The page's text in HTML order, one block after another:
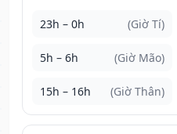
23h – 0h (Giờ Tí)
5h – 6h (Giờ Mão)
15h – 16h (Giờ Thân)